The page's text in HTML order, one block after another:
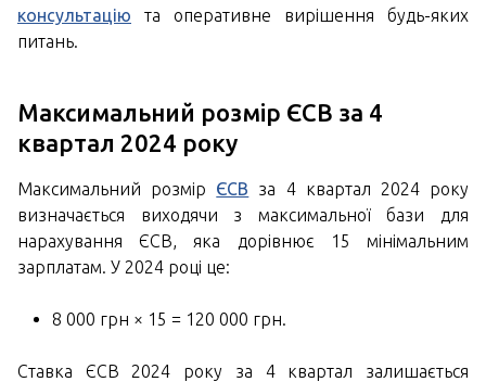
консультацію та оперативне вирішення будь-яких
питань.
Максимальний розмір ЄСВ за 4
квартал 2024 року
Максимальний розмір ЄСВ за 4 квартал 2024 року
визначається виходячи з максимальної бази для
нарахування ЄСВ, яка дорівнює 15 мінімальним
зарплатам. У 2024 році це:
8 000 грн × 15 = 120 000 грн.
Ставка ЄСВ 2024 року за 4 квартал залишається